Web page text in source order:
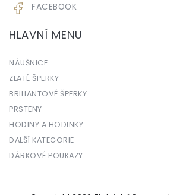
FACEBOOK
HLAVNÍ MENU
NÁUŠNICE
ZLATÉ ŠPERKY
BRILIANTOVÉ ŠPERKY
PRSTENY
HODINY A HODINKY
DALŠÍ KATEGORIE
DÁRKOVÉ POUKAZY